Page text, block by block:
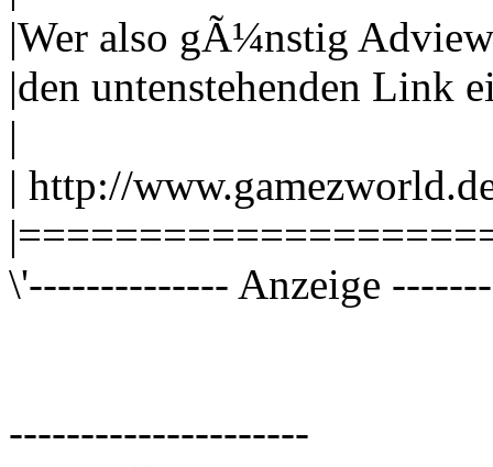
|Wer also gÃ¼nstig
|den untenstehenden Link
|
| http://
\'-------------- Anzeige
---------------------